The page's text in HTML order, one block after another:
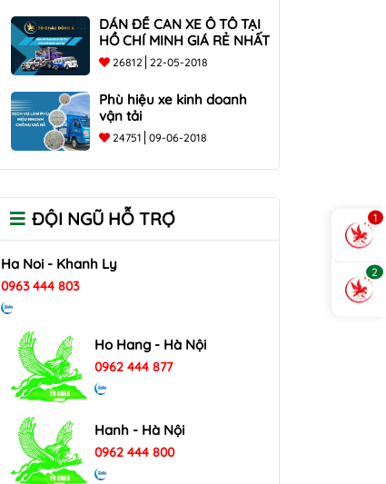
DÁN ĐỀ CAN XE Ô TÔ TẠI
HỒ CHÍ MINH GIÁ RẺ NHẤT
26812 22-05-2018
Phù hiệu xe kinh doanh
vận tải
24751 09-06-2018
ĐỘI NGŨ HỖ TRỢ
Ha Noi - Khanh Ly
0963 444 803
Ho Hang - Hà Nội
0962 444 877
Hanh - Hà Nội
0962 444 800
1
2